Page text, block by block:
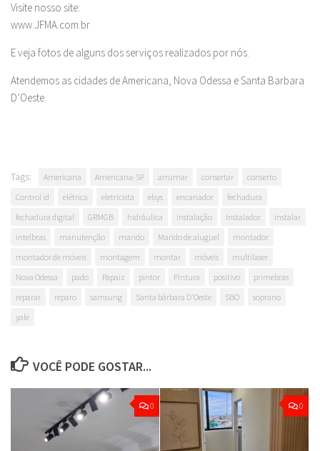
Visite nosso site:
www.JFMA.com.br
E veja fotos de alguns dos serviços realizados por nós.
Atendemos as cidades de Americana, Nova Odessa e Santa Barbara
D’Oeste.
Tags: Americana Americana-SP arrumar consertar
conserto
Control id
elétrica eletricista elsys encanador
fechadura
fechadura digital
GRMGB hidráulica instalação Instalador
instalar
intelbras
manutenção marido Marido de aluguel
montador
montador de móveis
montagem montar móveis
multilaser
Nova Odessa
pado Papaiz pintor Pintura positivo
primebras
reparar
reparo samsung Santa bárbara D'Oeste SBO
soprano
yale
VOCÊ PODE GOSTAR...
0 0